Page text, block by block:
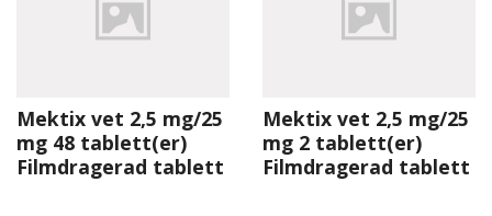
Mektix vet 2,5 mg/25
mg 48 tablett(er)
Filmdragerad tablett
Mektix vet 2,5 mg/25
mg 2 tablett(er)
Filmdragerad tablett